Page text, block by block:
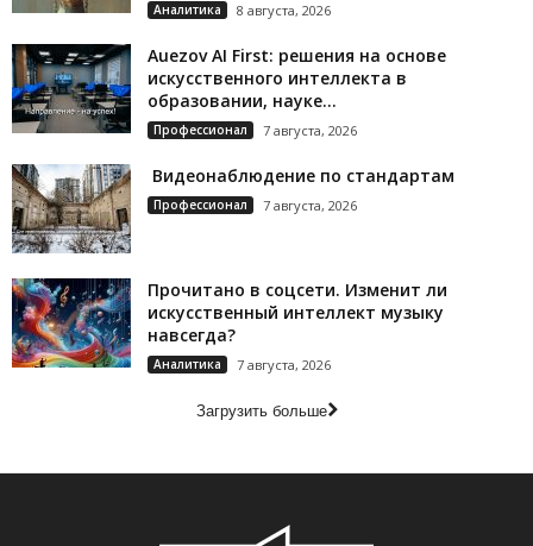
Аналитика 8 августа, 2026
Auezov AI First: решения на основе
искусственного интеллекта в
образовании, науке...
Профессионал 7 августа, 2026
Видеонаблюдение по стандартам
Профессионал 7 августа, 2026
Прочитано в соцсети. Изменит ли
искусственный интеллект музыку
навсегда?
Аналитика 7 августа, 2026
Загрузить больше